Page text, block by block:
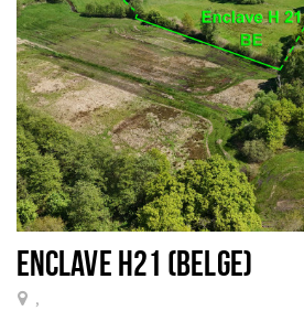
ENCLAVE H21 (BELGE)
,